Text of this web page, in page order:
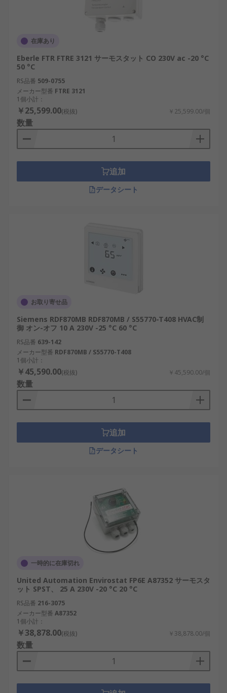
在庫あり
Eberle FTR FTRE 3121 サーモスタット CO 230V ac -20 °C
50 °C
RS品番 509-0755
メーカー型番 FTRE 3121
1個小計：
￥25,599.00(税抜) ￥25,599.00/個
数量
追加
データシート
お取り寄せ品
Siemens RDF870MB RDF870MB / S55770-T408 HVAC制
御 オン-オフ 10 A 230V -25 °C 60 °C
RS品番 639-142
メーカー型番 RDF870MB / S55770-T408
1個小計：
￥45,590.00(税抜) ￥45,590.00/個
数量
追加
データシート
一時的に在庫切れ
United Automation Envirostat FP6E A87352 サーモスタ
ット SPST、 25 A 230V -20 °C 20 °C
RS品番 216-3075
メーカー型番 A87352
1個小計：
￥38,878.00(税抜) ￥38,878.00/個
数量